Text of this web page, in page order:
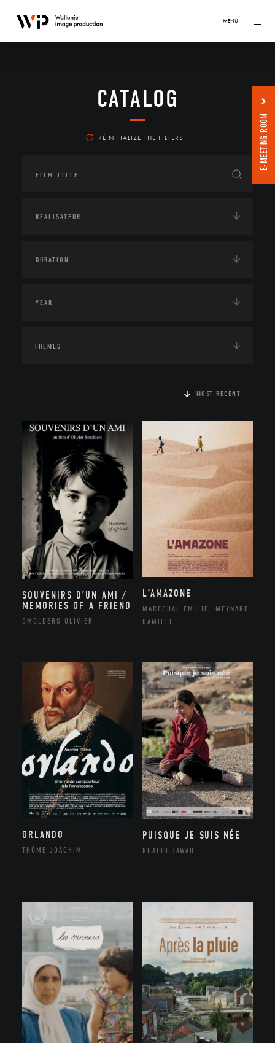
MENU
CATALOG
RÉINITIALIZE THE FILTERS
THEMES
MOST RECENT
SOUVENIRS D’UN AMI /
MEMORIES OF A FRIEND
SMOLDERS OLIVIER
L’AMAZONE
MARÉCHAL EMILIE, MEYNARD
CAMILLE
ORLANDO
THÔME JOACHIM
PUISQUE JE SUIS NÉE
RHALIB JAWAD
E-MEETING ROOM